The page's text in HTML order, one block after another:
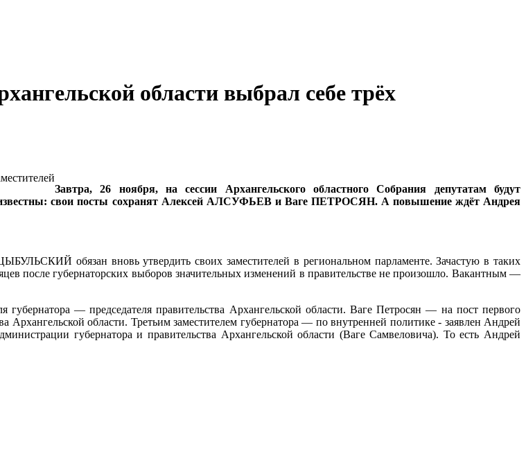
области выбрал себе трёх
Завтра, 26 ноября, на сессии Архангельского областного Собрания депутатам будут
известны: свои посты сохранят Алексей АЛСУФЬЕВ и Ваге ПЕТРОСЯН. А повышение ждёт Андрея
обязан вновь утвердить своих заместителей в региональном парламенте. Зачастую в таких
после губернаторских выборов значительных изменений в правительстве не произошло. Вакантным —
губернатора — председателя правительства Архангельской области. Ваге Петросян — на пост первого
Архангельской области. Третьим заместителем губернатора — по внутренней политике - заявлен Андрей
губернатора и правительства Архангельской области (Ваге Самвеловича). То есть Андрей